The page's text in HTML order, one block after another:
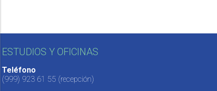
ESTUDIOS Y OFICINAS
Teléfono
(999) 923 61 55 (recepción)